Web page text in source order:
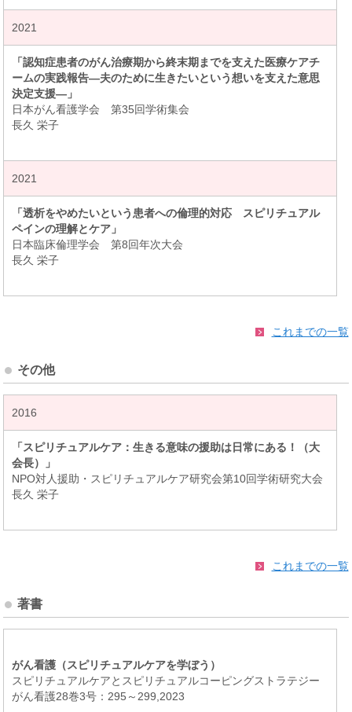
2021
「認知症患者のがん治療期から終末期までを支えた医療ケアチ
ームの実践報告―夫のために生きたいという想いを支えた意思
決定支援―」
日本がん看護学会 第35回学術集会
長久 栄子
2021
「透析をやめたいという患者への倫理的対応 スピリチュアル
ペインの理解とケア」
日本臨床倫理学会 第8回年次大会
長久 栄子
これまでの一覧
その他
2016
「スピリチュアルケア：生きる意味の援助は日常にある！（大
会長）」
NPO対人援助・スピリチュアルケア研究会第10回学術研究大会
長久 栄子
これまでの一覧
著書
がん看護（スピリチュアルケアを学ぼう）
スピリチュアルケアとスピリチュアルコーピングストラテジー
がん看護28巻3号：295～299,2023